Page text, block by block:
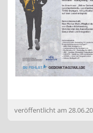
veröffentlicht am